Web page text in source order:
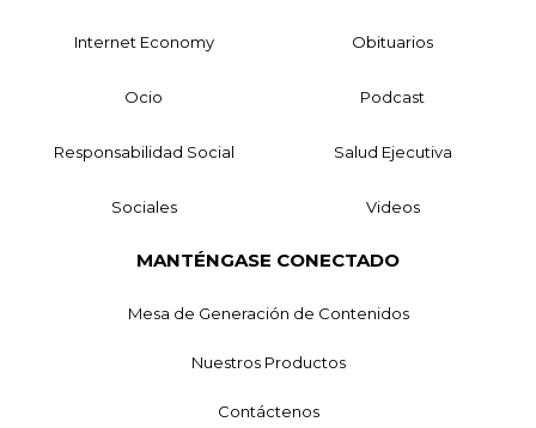
Internet Economy Obituarios
Ocio Podcast
Responsabilidad Social Salud Ejecutiva
Sociales Videos
MANTÉNGASE CONECTADO
Mesa de Generación de Contenidos
Nuestros Productos
Contáctenos